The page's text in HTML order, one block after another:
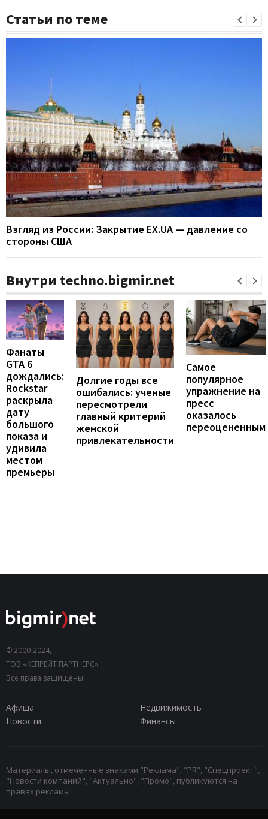
Статьи по теме
Взгляд из России: Закрытие EX.UA — давление со
стороны США
Внутри techno.bigmir.net
Фанаты
GTA 6
дождались:
Rockstar
раскрыла
дату
большого
показа и
удивила
местом
премьеры
Долгие годы все
ошибались: ученые
пересмотрели
главный критерий
женской
привлекательности
Самое
популярное
упражнение на
пресс
оказалось
переоцененным
© 2000-2024,
ТОВ «КЕПРЕЙТ ПАРТНЕРС».
Все права защищены.
Афиша
Недвижимость
Новости
Финансы
Материалы, отмеченные знаками "Реклама", "PR", "Спецпроект",
"Новости компаний", "Актуально", "Промо", публикуются на
правах рекламы.